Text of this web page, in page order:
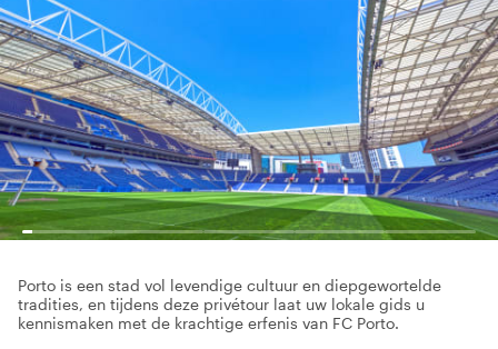
Porto is een stad vol levendige cultuur en diepgewortelde
tradities, en tijdens deze privétour laat uw lokale gids u
kennismaken met de krachtige erfenis van FC Porto.